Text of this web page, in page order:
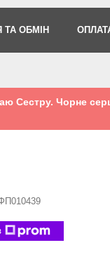
ТА ОБМІН
Сестру. Чорне